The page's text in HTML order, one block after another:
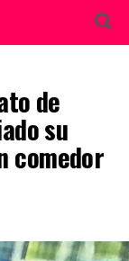
de
su
comedor